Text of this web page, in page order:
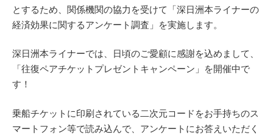
とするため、関係機関の協力を受けて「深日洲本ライナーの
経済効果に関するアンケート調査」を実施します。
深日洲本ライナーでは、日頃のご愛顧に感謝を込めまして、
「往復ペアチケットプレゼントキャンペーン」を開催中で
す！
乗船チケットに印刷されている二次元コードをお手持ちのス
マートフォン等で読み込んで、アンケートにお答えいただく